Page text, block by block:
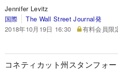
Jennifer Levitz
国際
The Wall Street Journal発
2018年10月19日 16:30
有料会員限
コネティカット州スタンフォ